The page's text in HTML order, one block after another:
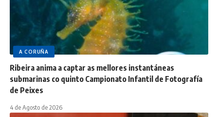
A CORUÑA
Ribeira anima a captar as mellores instantáneas
submarinas co quinto Campionato Infantil de Fotografía
de Peixes
4 de Agosto de 2026